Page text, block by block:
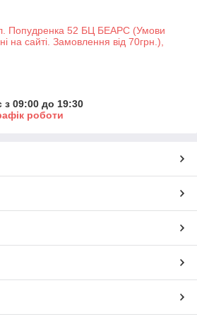
Попудренка 52 БЦ БЕАРС (Умови
на сайті. Замовлення від 70грн.),
з 09:00 до 19:30
роботи